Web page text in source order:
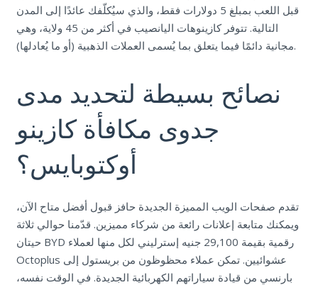
قبل اللعب بمبلغ 5 دولارات فقط، والذي سيُكلّفك عائدًا إلى المدن
التالية. تتوفر كازينوهات اليانصيب في أكثر من 45 ولاية، وهي
مجانية دائمًا فيما يتعلق بما يُسمى العملات الذهبية (أو ما يُعادلها).
نصائح بسيطة لتحديد مدى
جدوى مكافأة كازينو
أوكتوبايس؟
تقدم صفحات الويب المميزة الجديدة حافز قبول أفضل متاح الآن،
ويمكنك متابعة إعلانات رائعة من شركاء مميزين. قدّمنا حوالي ثلاثة
حيتان BYD رقمية بقيمة 29,100 جنيه إسترليني لكل منها لعملاء
Octoplus عشوائيين. تمكن عملاء محظوظون من بريستول إلى
بارنسي من قيادة سياراتهم الكهربائية الجديدة. في الوقت نفسه،